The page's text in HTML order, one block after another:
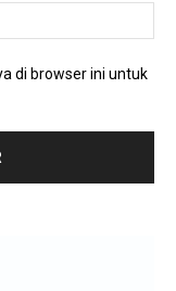
di browser ini untuk